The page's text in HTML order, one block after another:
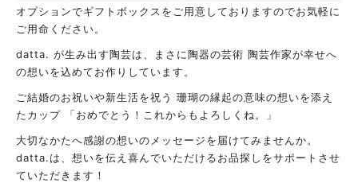
オプションでギフトボックスをご用意しておりますのでお気軽に
ご用命ください。
datta. が生み出す陶芸は、まさに陶器の芸術 陶芸作家が幸せへ
の想いを込めてお作りしています。
ご結婚のお祝いや新生活を祝う 珊瑚の縁起の意味の想いを添え
たカップ 「おめでとう！これからもよろしくね。」
大切なかたへ感謝の想いのメッセージを届けてみませんか。
datta.は、想いを伝え喜んでいただけるお品探しをサポートさせ
ていただきます！